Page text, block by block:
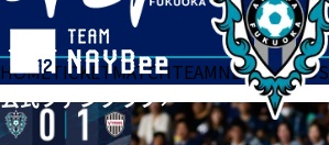
HOMETICKETMATCHTEAMNEWSGOODS